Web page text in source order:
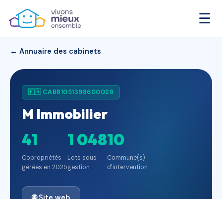
☰
← Annuaire des cabinets
🇫🇷 CAB81051398600028
M Immobilier
41
Copropriétés
gérées en 2025
1 048
Lots sous
gestion
10
Commune(s)
d'intervention